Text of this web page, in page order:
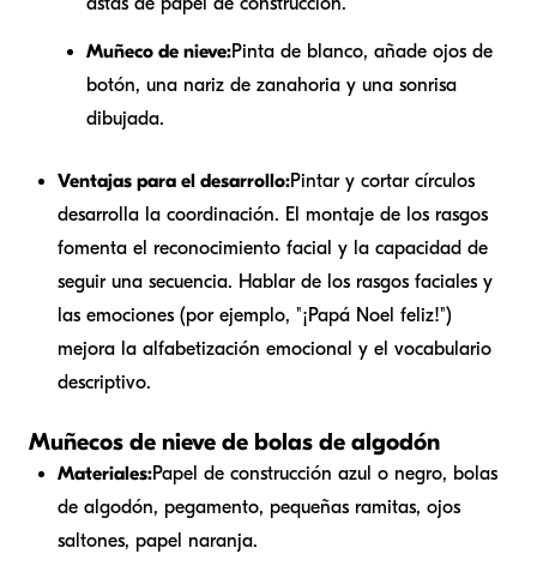
Muñeco de nieve:Pinta de blanco, añade ojos de
botón, una nariz de zanahoria y una sonrisa
dibujada.
Ventajas para el desarrollo:Pintar y cortar círculos
desarrolla la coordinación. El montaje de los rasgos
fomenta el reconocimiento facial y la capacidad de
seguir una secuencia. Hablar de los rasgos faciales y
las emociones (por ejemplo, "¡Papá Noel feliz!")
mejora la alfabetización emocional y el vocabulario
descriptivo.
Muñecos de nieve de bolas de algodón
Materiales:Papel de construcción azul o negro, bolas
de algodón, pegamento, pequeñas ramitas, ojos
saltones, papel naranja.